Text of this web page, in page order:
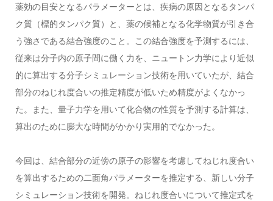
薬効の目安となるパラメーターとは、疾病の原因となるタンパ
ク質（標的タンパク質）と、薬の候補となる化学物質が引き合
う強さである結合強度のこと。この結合強度を予測するには、
従来は分子内の原子間に働く力を、ニュートン力学により近似
的に算出する分子シミュレーション技術を用いていたが、結合
部分のねじれ度合いの推定精度が低いため精度がよくなかっ
た。また、量子力学を用いて化合物の性質を予測する計算は、
算出のために膨大な時間がかかり実用的でなかった。
今回は、結合部分の近傍の原子の影響を考慮してねじれ度合い
を算出するための二面角パラメーターを推定する、新しい分子
シミュレーション技術を開発。ねじれ度合いについて推定式を